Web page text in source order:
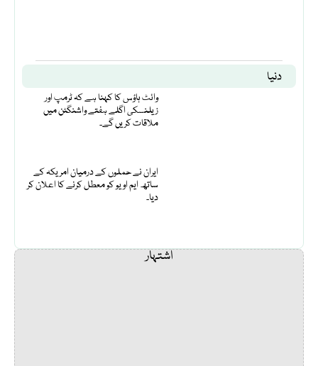
دنیا
وائٹ ہاؤس کا کہنا ہے کہ ٹرمپ اور
زیلنسکی اگلے ہفتے واشنگٹن میں
ملاقات کریں گے۔
ایران نے حملوں کے درمیان امریکہ کے
ساتھ ایم او یو کو معطل کرنے کا اعلان کر
دیا۔
اشتہار